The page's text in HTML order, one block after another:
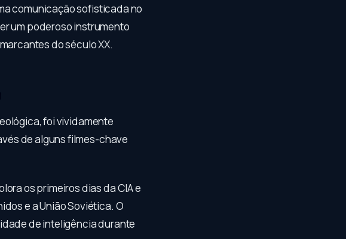
comunicação sofisticada no
um poderoso instrumento
do século XX.
foi vividamente
de alguns filmes-chave
os primeiros dias da CIA e
e a União Soviética. O
de inteligência durante